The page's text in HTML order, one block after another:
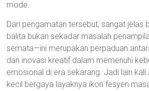
mode.
Dari pengamatan tersebut, sangat jelas
balita bukan sekadar masalah
semata—ini merupakan perpaduan
dan inovasi kreatif dalam memenuhi
emosional di era sekarang. Jadi lain kali
kecil bergaya layaknya ikon fesyen